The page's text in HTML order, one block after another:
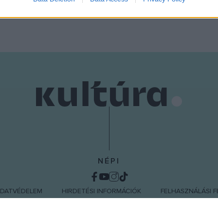
NÉPI
HIRDETÉSI INFORMÁCIÓK FELHASZNÁLÁSI